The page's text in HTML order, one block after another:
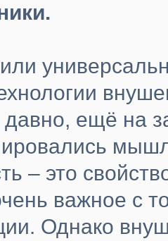
давно, ещё на
– это
важное с
Однако